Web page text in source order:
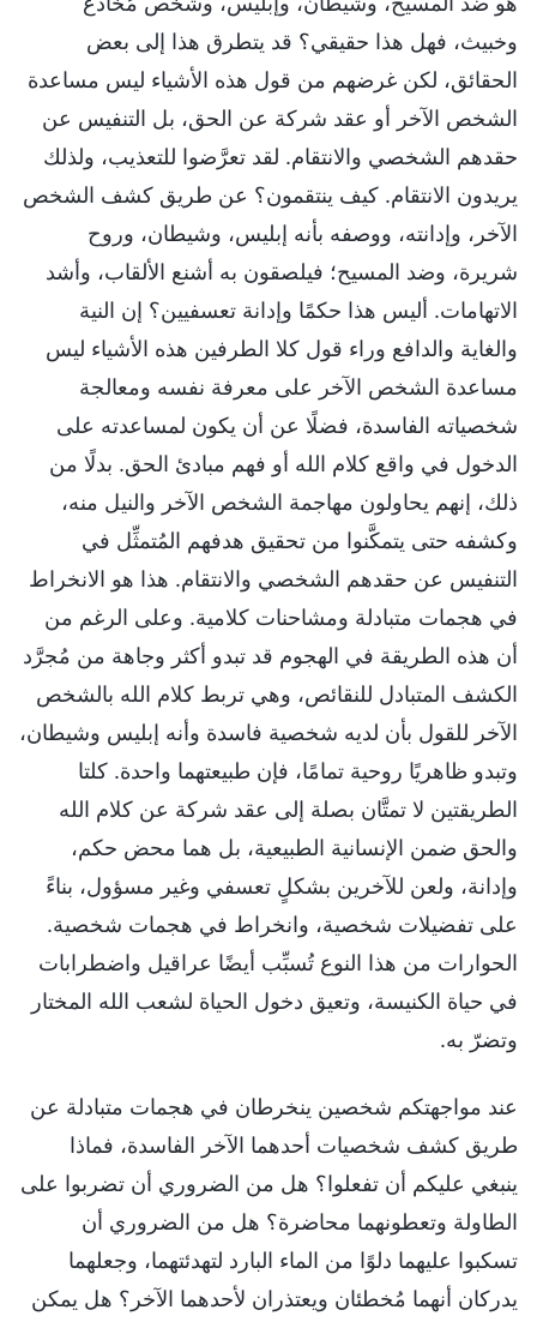
وخبيث، فهل هذا حقيقي؟ قد يتطرق هذا إلى بعض
الحقائق، لكن غرضهم من قول هذه الأشياء ليس مساعدة
الشخص الآخر أو عقد شركة عن الحق، بل التنفيس عن
حقدهم الشخصي والانتقام. لقد تعرَّضوا للتعذيب، ولذلك
يريدون الانتقام. كيف ينتقمون؟ عن طريق كشف الشخص
الآخر، وإدانته، ووصفه بأنه إبليس، وشيطان، وروح
شريرة، وضد المسيح؛ فيلصقون به أشنع الألقاب، وأشد
الاتهامات. أليس هذا حكمًا وإدانة تعسفيين؟ إن النية
والغاية والدافع وراء قول كلا الطرفين هذه الأشياء ليس
مساعدة الشخص الآخر على معرفة نفسه ومعالجة
شخصياته الفاسدة، فضلًا عن أن يكون لمساعدته على
الدخول في واقع كلام الله أو فهم مبادئ الحق. بدلًا من
ذلك، إنهم يحاولون مهاجمة الشخص الآخر والنيل منه،
وكشفه حتى يتمكَّنوا من تحقيق هدفهم المُتمثِّل في
التنفيس عن حقدهم الشخصي والانتقام. هذا هو الانخراط
في هجمات متبادلة ومشاحنات كلامية. وعلى الرغم من
أن هذه الطريقة في الهجوم قد تبدو أكثر وجاهة من مُجرَّد
الكشف المتبادل للنقائص، وهي تربط كلام الله بالشخص
الآخر للقول بأن لديه شخصية فاسدة وأنه إبليس وشيطان،
وتبدو ظاهريًا روحية تمامًا، فإن طبيعتهما واحدة. كلتا
الطريقتين لا تمتَّان بصلة إلى عقد شركة عن كلام الله
والحق ضمن الإنسانية الطبيعية، بل هما محض حكم،
وإدانة، ولعن للآخرين بشكلٍ تعسفي وغير مسؤول، بناءً
على تفضيلات شخصية، وانخراط في هجمات شخصية.
الحوارات من هذا النوع تُسبِّب أيضًا عراقيل واضطرابات
في حياة الكنيسة، وتعيق دخول الحياة لشعب الله المختار
وتضرّ به.
عند مواجهتكم شخصين ينخرطان في هجمات متبادلة عن
طريق كشف شخصيات أحدهما الآخر الفاسدة، فماذا
ينبغي عليكم أن تفعلوا؟ هل من الضروري أن تضربوا على
الطاولة وتعطونهما محاضرة؟ هل من الضروري أن
تسكبوا عليهما دلوًا من الماء البارد لتهدئتهما، وجعلهما
يدركان أنهما مُخطئان ويعتذران لأحدهما الآخر؟ هل يمكن